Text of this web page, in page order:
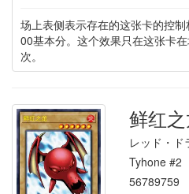
场上表侧表示存在的这张卡的控
00基本分。这个效果只在这张卡
次。
鲜红
レッド・ド
Tyhone #2
56789759